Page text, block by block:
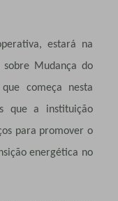
estará na
sobre Mudança do
começa nesta
que a instituição
para promover o
energética no